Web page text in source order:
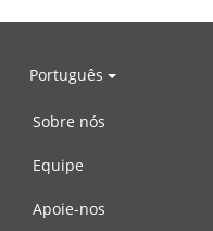
Português
Sobre nós
Equipe
Apoie-nos